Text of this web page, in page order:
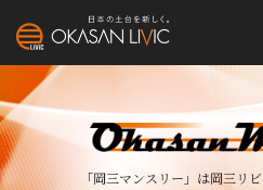
「岡三マンスリー」は岡三リ